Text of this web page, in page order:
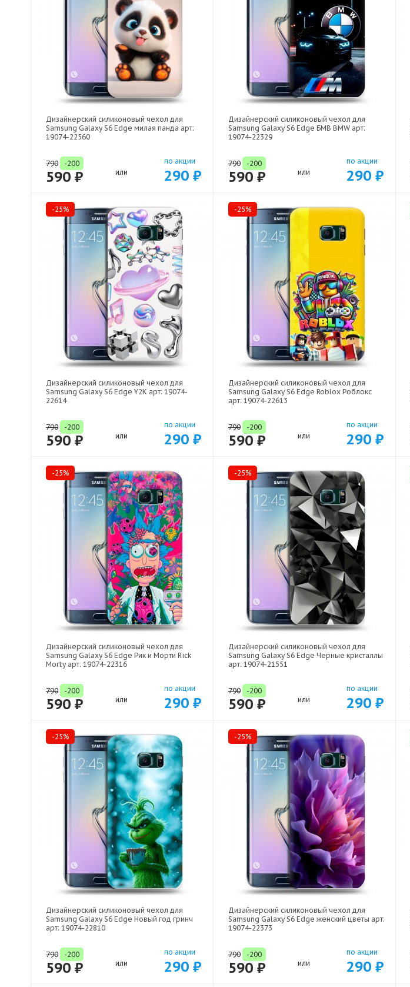
Дизайнерский силиконовый чехол для
Samsung Galaxy S6 Edge милая панда арт:
19074-22560
790 -200
590 ₽ или
по акции
290 ₽
Дизайнерский силиконовый чехол для
Samsung Galaxy S6 Edge БМВ BMW арт:
19074-22329
790 -200
590 ₽ или
по акции
290 ₽
-25%
Дизайнерский силиконовый чехол для
Samsung Galaxy S6 Edge Y2K арт: 19074-
22614
790 -200
590 ₽ или
по акции
290 ₽
-25%
Дизайнерский силиконовый чехол для
Samsung Galaxy S6 Edge Roblox Роблокс
арт: 19074-22613
790 -200
590 ₽ или
по акции
290 ₽
-25%
Дизайнерский силиконовый чехол для
Samsung Galaxy S6 Edge Рик и Морти Rick
Morty арт: 19074-22316
790 -200
590 ₽ или
по акции
290 ₽
-25%
Дизайнерский силиконовый чехол для
Samsung Galaxy S6 Edge Черные кристаллы
арт: 19074-21551
790 -200
590 ₽ или
по акции
290 ₽
-25%
Дизайнерский силиконовый чехол для
Samsung Galaxy S6 Edge Новый год гринч
арт: 19074-22810
790 -200
590 ₽ или
по акции
290 ₽
-25%
Дизайнерский силиконовый чехол для
Samsung Galaxy S6 Edge женский цветы арт:
19074-22373
790 -200
590 ₽ или
по акции
290 ₽